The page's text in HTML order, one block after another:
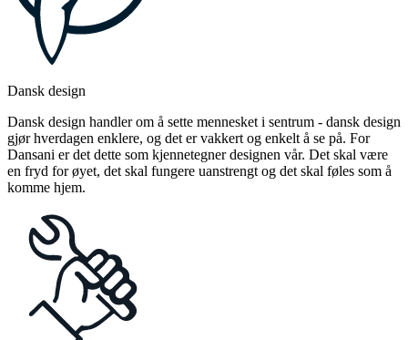
Dansk design
Dansk design handler om å sette mennesket i sentrum - dansk design
gjør hverdagen enklere, og det er vakkert og enkelt å se på. For
Dansani er det dette som kjennetegner designen vår. Det skal være
en fryd for øyet, det skal fungere uanstrengt og det skal føles som å
komme hjem.